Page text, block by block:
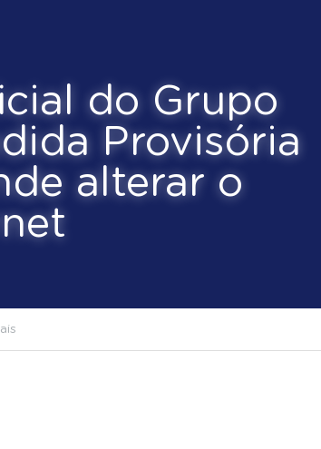
a Medida
que
Marco
civil internet,